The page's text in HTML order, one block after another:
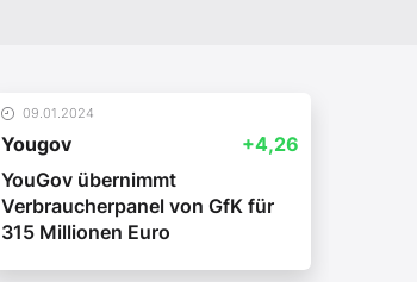
09.01.2024
Yougov
+4,26
YouGov übernimmt
Verbraucherpanel von GfK für
315 Millionen Euro